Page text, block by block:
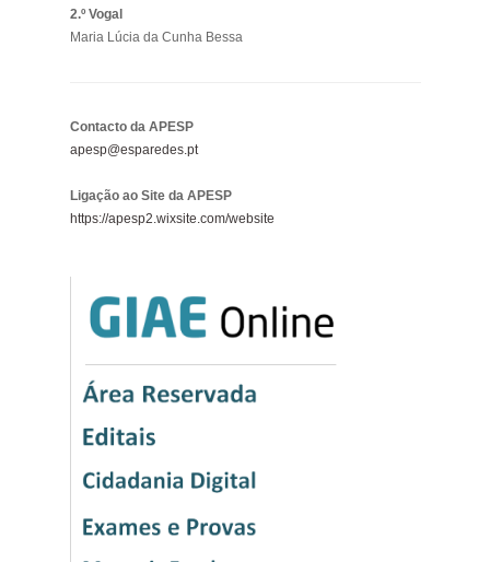
2.º Vogal
Maria Lúcia da Cunha Bessa
Contacto da APESP
apesp@esparedes.pt
Ligação ao Site da APESP
https://apesp2.wixsite.com/website